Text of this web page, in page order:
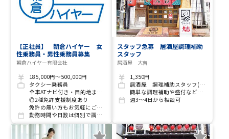
【正社員】 朝倉ハイヤー 女
性乗務員・男性乗務員募集
朝倉ハイヤー有限会社
185,000円～500,000円
タクシー乗務員
全車ATナビ付き・目的地までスムーズに案内・未経験や初めての方でも安心
◎2種免許支援制度あり
免許の無い方もお気軽にご相談ください
勤務時間や日数は個別で調整が可能です
スタッフ急募 居酒屋調理補助
スタッフ
居酒屋 大吉
1,350円
居酒屋 調理補助スタッフ(2名募集)
簡単な調理補助や盛付などのお仕事がメインです
週3～4日から相談可